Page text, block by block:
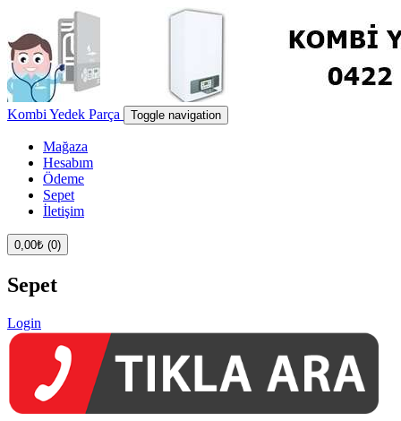
Kombi Yedek Parça Toggle navigation
Mağaza
Hesabım
Ödeme
Sepet
İletişim
0,00₺ (0)
Sepet
Login